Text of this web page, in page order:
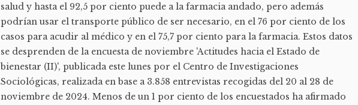
salud y hasta el 92,5 por ciento puede a la farmacia andado, pero además
podrían usar el transporte público de ser necesario, en el 76 por ciento de los
casos para acudir al médico y en el 75,7 por ciento para la farmacia. Estos datos
se desprenden de la encuesta de noviembre 'Actitudes hacia el Estado de
bienestar (II)', publicada este lunes por el Centro de Investigaciones
Sociológicas, realizada en base a 3.858 entrevistas recogidas del 20 al 28 de
noviembre de 2024. Menos de un 1 por ciento de los encuestados ha afirmado